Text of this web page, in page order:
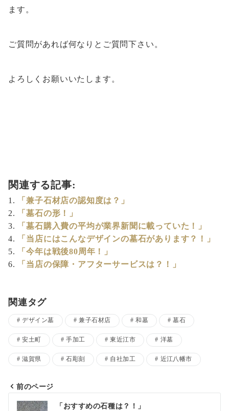
ます。
ご質問があれば何なりとご質問下さい。
よろしくお願いいたします。
関連する記事:
「兼子石材店の認知度は？」
「墓石の形！」
「墓石購入費の平均が業界新聞に載っていた！」
「当店にはこんなデザインの墓石があります？！」
「今年は戦後80周年！」
「当店の保障・アフターサービスは？！」
関連タグ
デザイン墓 兼子石材店 和墓 墓石
安土町 手加工 東近江市 洋墓
滋賀県 石彫刻 自社加工 近江八幡市
投
前のページ
「おすすめの石種は？！」